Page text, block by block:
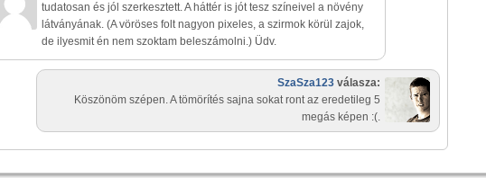
tudatosan és jól szerkesztett. A háttér is jót tesz színeivel a növény
látványának. (A vöröses folt nagyon pixeles, a szirmok körül zajok,
de ilyesmit én nem szoktam beleszámolni.) Üdv.
SzaSza123 válasza:
Köszönöm szépen. A tömörítés sajna sokat ront az eredetileg 5
megás képen :(.